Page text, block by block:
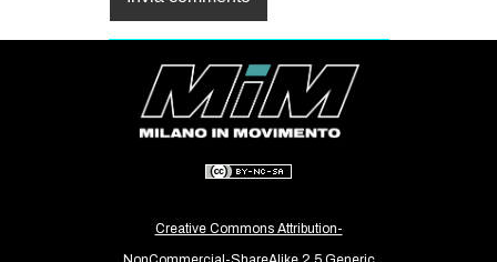
Creative Commons Attribution-